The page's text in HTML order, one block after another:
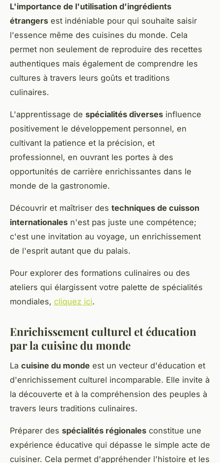
L'importance de l'utilisation d'ingrédients
étrangers est indéniable pour qui souhaite saisir
l'essence même des cuisines du monde. Cela
permet non seulement de reproduire des recettes
authentiques mais également de comprendre les
cultures à travers leurs goûts et traditions
culinaires.
L'apprentissage de spécialités diverses influence
positivement le développement personnel, en
cultivant la patience et la précision, et
professionnel, en ouvrant les portes à des
opportunités de carrière enrichissantes dans le
monde de la gastronomie.
Découvrir et maîtriser des techniques de cuisson
internationales n'est pas juste une compétence;
c'est une invitation au voyage, un enrichissement
de l'esprit autant que du palais.
Pour explorer des formations culinaires ou des
ateliers qui élargissent votre palette de spécialités
mondiales, cliquez ici.
Enrichissement culturel et éducation
par la cuisine du monde
La cuisine du monde est un vecteur d'éducation et
d'enrichissement culturel incomparable. Elle invite à
la découverte et à la compréhension des peuples à
travers leurs traditions culinaires.
Préparer des spécialités régionales constitue une
expérience éducative qui dépasse le simple acte de
cuisiner. Cela permet d'appréhender l'histoire et les